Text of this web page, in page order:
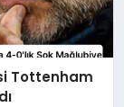
Tottenham